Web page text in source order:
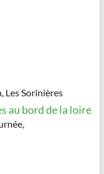
Les Sorinières
au bord de la loire